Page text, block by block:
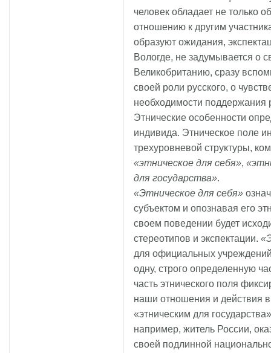
человек обладает не только
отношению к другим
образуют ожидания,
Вологде, не задумывается о
Великобританию, сразу
своей роли русского, о
необходимости поддержания
Этнические особенности
индивида. Этническое поле
трехуровневой структуры,
«этническое для себя»,
для государства».
«Этническое для себя»
субъектом и опознавая его
своем поведении будет
стереотипов и экспектации.
для официальных
одну, строго определенную
часть этнического поля
наши отношения и действия
«этническим для
например, житель России,
своей подлинной